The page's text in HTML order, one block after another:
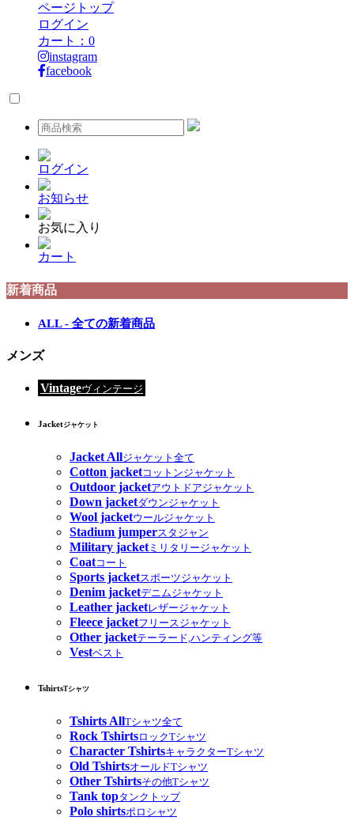
ページトップ
ログイン
カート： 0
instagram
facebook
ログイン
お知らせ
お気に入り
カート
新着商品
ALL - 全ての新着商品
メンズ
Vintageヴィンテージ
Jacketジャケット
Jacket Allジャケット全て
Cotton jacketコットンジャケット
Outdoor jacketアウトドアジャケット
Down jacketダウンジャケット
Wool jacketウールジャケット
Stadium jumperスタジャン
Military jacketミリタリージャケット
Coatコート
Sports jacketスポーツジャケット
Denim jacketデニムジャケット
Leather jacketレザージャケット
Fleece jacketフリースジャケット
Other jacketテーラード,ハンティング等
Vestベスト
TshirtsTシャツ
Tshirts AllTシャツ全て
Rock TshirtsロックTシャツ
Character TshirtsキャラクターTシャツ
Old TshirtsオールドTシャツ
Other Tshirtsその他Tシャツ
Tank topタンクトップ
Polo shirtsポロシャツ